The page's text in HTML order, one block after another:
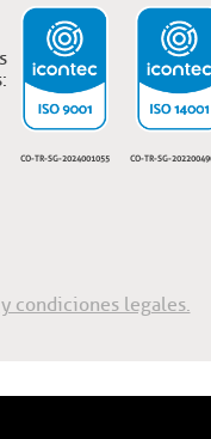
CO-TR-SG-2024001055 CO-TR-SG-
condiciones legales.